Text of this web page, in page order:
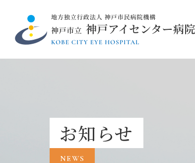
お知らせ
NEWS